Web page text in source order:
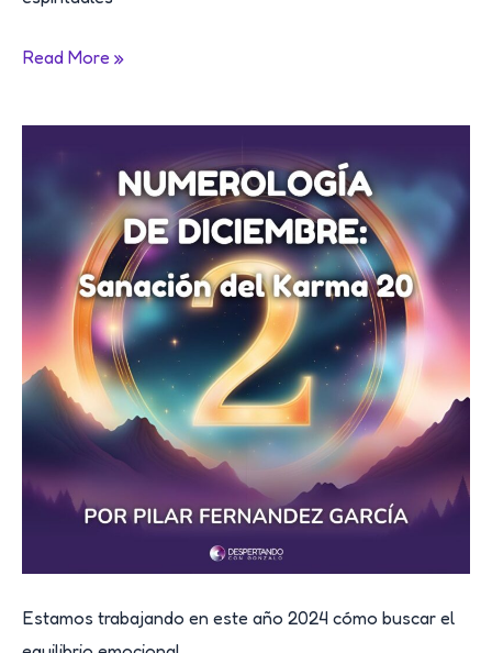
NUMEROLOGÍA:
Lenguaje
Números
Read More »
Estamos trabajando en este año 2024 cómo buscar el